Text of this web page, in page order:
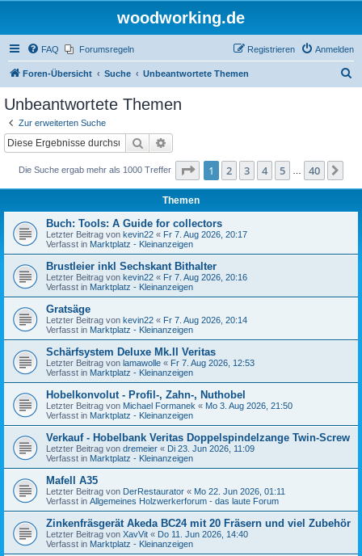
woodworking.de
FAQ Forumsregeln Anmelden
Registrieren
Foren-Übersicht Suche Unbeantwortete Themen
Unbeantwortete Themen
Zur erweiterten Suche
Suche
Die Suche ergab mehr als 1000 Treffer Seite 1von 40
1 2 3 4 5 40
Themen
Buch: Tools: A Guide for collectors
Letzter Beitrag von kevin22 « Fr 7. Aug 2026, 20:17
Verfasst in Marktplatz - Kleinanzeigen
Brustleier inkl Sechskant Bithalter
Letzter Beitrag von kevin22 « Fr 7. Aug 2026, 20:16
Verfasst in Marktplatz - Kleinanzeigen
Gratsäge
Letzter Beitrag von kevin22 « Fr 7. Aug 2026, 20:14
Verfasst in Marktplatz - Kleinanzeigen
Schärfsystem Deluxe Mk.II Veritas
Letzter Beitrag von lamawolle « Fr 7. Aug 2026, 12:53
Verfasst in Marktplatz - Kleinanzeigen
Hobelkonvolut - Profil-, Zahn-, Nuthobel
Letzter Beitrag von Michael Formanek « Mo 3. Aug 2026, 21:50
Verfasst in Marktplatz - Kleinanzeigen
Verkauf - Hobelbank Veritas Doppelspindelzange Twin-Screw
Letzter Beitrag von dremeier « Di 23. Jun 2026, 11:09
Verfasst in Marktplatz - Kleinanzeigen
Mafell A35
Letzter Beitrag von DerRestaurator « Mo 22. Jun 2026, 01:11
Verfasst in Allgemeines Holzwerkerforum - das laute Forum
Zinkenfräsgerät Akeda BC24 mit 20 Fräsern und viel Zubehör
Letzter Beitrag von XavVit « Do 11. Jun 2026, 14:40
Verfasst in Marktplatz - Kleinanzeigen